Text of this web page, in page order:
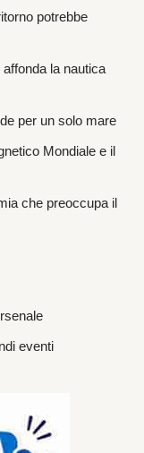
potrebbe
la nautica
per un solo mare
Mondiale e il
che preoccupa il
eventi